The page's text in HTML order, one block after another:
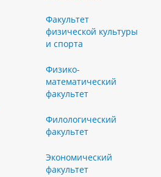
Факультет
физической культуры
и спорта
Физико-
математический
факультет
Филологический
факультет
Экономический
факультет